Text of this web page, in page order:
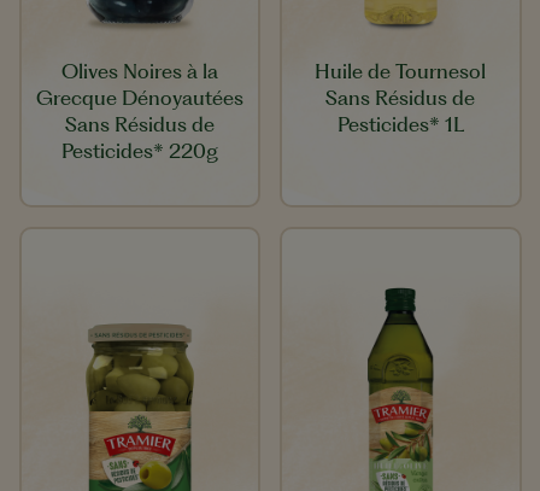
Olives Noires à la
Grecque Dénoyautées
Sans Résidus de
Pesticides* 220g
Huile de Tournesol
Sans Résidus de
Pesticides* 1L